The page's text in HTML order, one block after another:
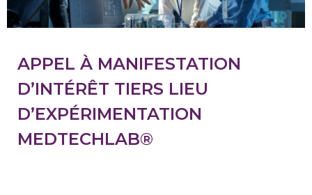
APPEL À MANIFESTATION
D’INTÉRÊT TIERS LIEU
D’EXPÉRIMENTATION
MEDTECHLAB®